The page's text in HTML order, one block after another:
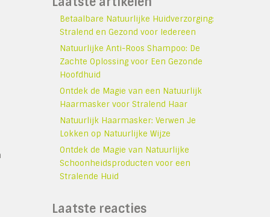
Betaalbare Natuurlijke Huidverzorging:
Stralend en Gezond voor Iedereen
Natuurlijke Anti-Roos Shampoo: De
Zachte Oplossing voor Een Gezonde
Hoofdhuid
Ontdek de Magie van een Natuurlijk
Haarmasker voor Stralend Haar
Natuurlijk Haarmasker: Verwen Je
Lokken op Natuurlijke Wijze
Ontdek de Magie van Natuurlijke
Schoonheidsproducten voor een
Stralende Huid
Laatste reacties